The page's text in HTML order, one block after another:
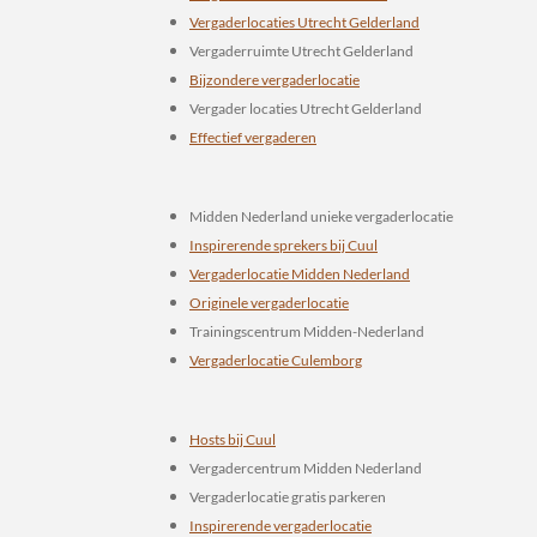
Vergaderlocaties Utrecht Gelderland
Vergaderruimte Utrecht Gelderland
Bijzondere vergaderlocatie
Vergader locaties Utrecht Gelderland
Effectief vergaderen
Midden Nederland unieke vergaderlocatie
Inspirerende sprekers bij Cuul
Vergaderlocatie Midden Nederland
Originele vergaderlocatie
Trainingscentrum Midden-Nederland
Vergaderlocatie Culemborg
Hosts bij Cuul
Vergadercentrum Midden Nederland
Vergaderlocatie gratis parkeren
Inspirerende vergaderlocatie